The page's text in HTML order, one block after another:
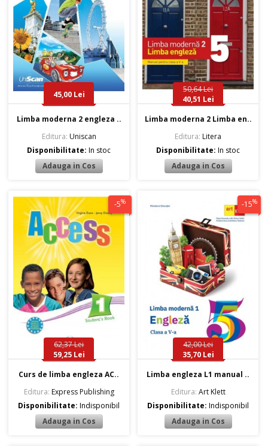
45,00 Lei
Limba moderna 2 engleza ..
Editura: Uniscan
Disponibilitate:In stoc
50,64 Lei
40,51 Lei
Limba moderna 2 Limba en..
Editura: Litera
Disponibilitate:In stoc
-5%
62,37 Lei
59,25 Lei
Curs de limba engleza AC..
Editura: Express Publishing
Disponibilitate:Indisponibil
-15%
42,00 Lei
35,70 Lei
Limba engleza L1 manual ..
Editura: Art Klett
Disponibilitate:Indisponibil